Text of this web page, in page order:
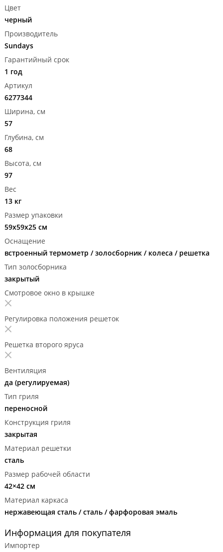
Цвет
черный
Производитель
Sundays
Гарантийный срок
1 год
Артикул
6277344
Ширина, см
57
Глубина, см
68
Высота, см
97
Вес
13 кг
Размер упаковки
59x59x25 см
Оснащение
встроенный термометр / золосборник / колеса / решетка
Тип золосборника
закрытый
Смотровое окно в крышке
Регулировка положения решеток
Решетка второго яруса
Вентиляция
да (регулируемая)
Тип гриля
переносной
Конструкция гриля
закрытая
Материал решетки
сталь
Размер рабочей области
42×42 см
Материал каркаса
нержавеющая сталь / сталь / фарфоровая эмаль
Информация для покупателя
Импортер